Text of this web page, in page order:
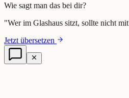
Wie sagt man das bei dir?
"Wer im Glashaus sitzt, sollte nicht
Jetzt übersetzen